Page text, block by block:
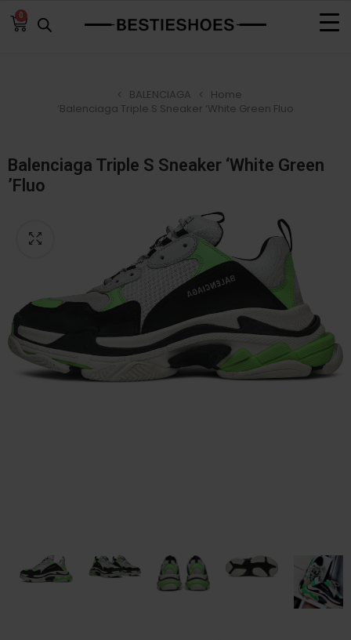
0
Home
BALENCIAGA
Balenciaga Triple S Sneaker ‘White Green Fluo’
Balenciaga Triple S Sneaker ‘White Green
Fluo’